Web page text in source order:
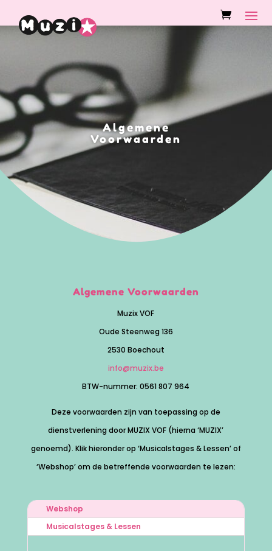
Algemene
Voorwaarden
Algemene Voorwaarden
Muzix VOF
Oude Steenweg 136
2530 Boechout
info@muzix.be
BTW-nummer: 0561 807 964
Deze voorwaarden zijn van toepassing op de
dienstverlening door MUZIX VOF (hierna ‘MUZIX’
genoemd). Klik hieronder op ‘Musicalstages & Lessen’ of
‘Webshop’ om de betreffende voorwaarden te lezen:
Webshop
Musicalstages & Lessen